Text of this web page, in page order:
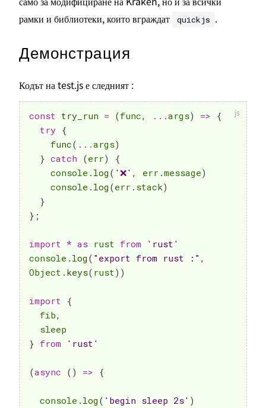
рамки и библиотеки, които вграждат
quickjs .
Демонстрация
Кодът на test.js е следният :
const try_run = (func, ...args) => {
try {
func( ...args)
} catch (err)
{
    console
. log ( '❌' , err .message)
    console
. log (err . stack)
}
} ;
import * as rust from
'rust'
console . log ( "export from rust :" ,
Object . keys( rust) )
import {
  fib
,
} from 'rust'
(async ( ) => {
  console
. log ( 'begin sleep 2s' )